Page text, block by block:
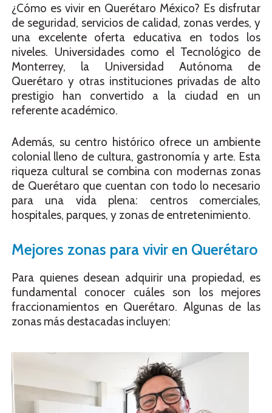
¿Cómo es vivir en Querétaro México? Es disfrutar
de seguridad, servicios de calidad, zonas verdes, y
una excelente oferta educativa en todos los
niveles. Universidades como el Tecnológico de
Monterrey, la Universidad Autónoma de
Querétaro y otras instituciones privadas de alto
prestigio han convertido a la ciudad en un
referente académico.
Además, su centro histórico ofrece un ambiente
colonial lleno de cultura, gastronomía y arte. Esta
riqueza cultural se combina con modernas zonas
de Querétaro que cuentan con todo lo necesario
para una vida plena: centros comerciales,
hospitales, parques, y zonas de entretenimiento.
Mejores zonas para vivir en Querétaro
Para quienes desean adquirir una propiedad, es
fundamental conocer cuáles son los mejores
fraccionamientos en Querétaro. Algunas de las
zonas más destacadas incluyen: